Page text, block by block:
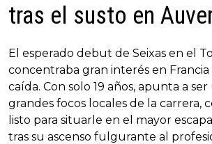
tras el susto en
El esperado debut de Seixas en el
concentraba gran interés en Francia
caída. Con solo 19 años, apunta a
grandes focos locales de la carrera,
listo para situarle en el mayor
tras su ascenso fulgurante al